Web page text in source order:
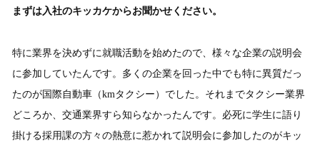
まずは入社のキッカケからお聞かせください。
特に業界を決めずに就職活動を始めたので、様々な企業の説明会
に参加していたんです。多くの企業を回った中でも特に異質だっ
たのが国際自動車（kmタクシー）でした。それまでタクシー業界
どころか、交通業界すら知らなかったんです。必死に学生に語り
掛ける採用課の方々の熱意に惹かれて説明会に参加したのがキッ